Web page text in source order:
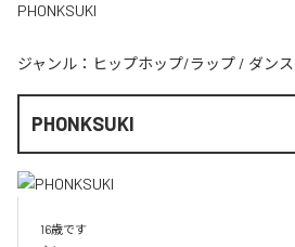
PHONKSUKI
ジャンル： ヒップホップ/ラップ / ダンス
PHONKSUKI
16歳です